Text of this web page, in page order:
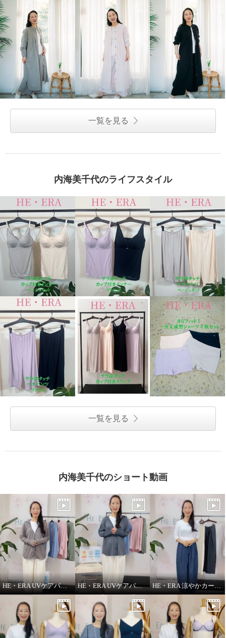
一覧を見る
内海美千代のライフスタイル
一覧を見る
内海美千代のショート動画
HE・ERA UVケアパーカー HE・ERA UVケアパーカー 機能性について